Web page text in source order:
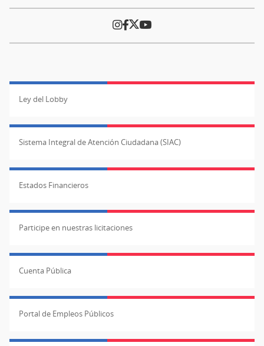
Ley del Lobby
Sistema Integral de Atención Ciudadana (SIAC)
Estados Financieros
Participe en nuestras licitaciones
Cuenta Pública
Portal de Empleos Públicos